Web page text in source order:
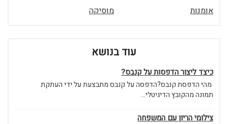
אומנות מוסיקה
עוד בנושא
כיצד ליצור הדפסות על קנבס?
מהי הדפסת קנבס?הדפסה על קנבס מתבצעת על ידי העתקת
תמונה מהקובץ הדיגיטלי...
צילומי הריון עם המשפחה